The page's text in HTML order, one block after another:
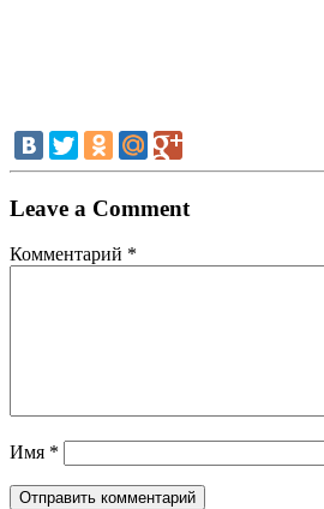
Leave a Comment
Комментарий *
Имя *